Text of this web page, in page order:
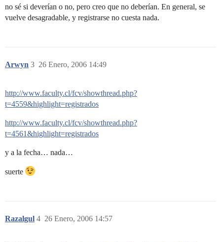
no sé si deverían o no, pero creo que no deberían. En general, se
vuelve desagradable, y registrarse no cuesta nada.
Arwyn 26 Enero, 2006 14:49
3
http://www.faculty.cl/fcv/showthread.php?
t=4559&highlight=registrados
http://www.faculty.cl/fcv/showthread.php?
t=4561&highlight=registrados
y a la fecha… nada…
suerte
Razalgul 26 Enero, 2006 14:57
4